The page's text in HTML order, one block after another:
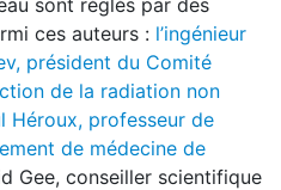
sont réglés par des
ces auteurs : l’ingénieur
président du Comité
de la radiation non
Héroux, professeur de
de médecine de
Gee, conseiller scientifique